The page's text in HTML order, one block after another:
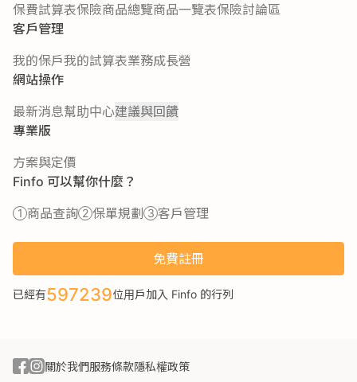
保費試算表保險商品總覽商品一覽表保險討論區
客戶管理
我的保戶我的試算表業務成長營
網站操作
最新消息幫助中心建議與回饋
專業版
方案與定價
Finfo 可以幫你什麼？
商品查詢
保單規劃 客戶管理
免費註冊
已經有597239位用戶加入 Finfo 的行列
關於我們服務條款隱私權政策